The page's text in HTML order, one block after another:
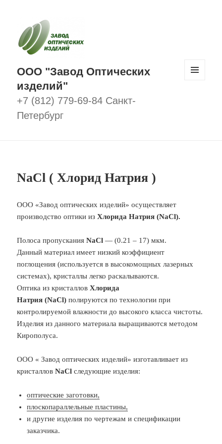
ООО "Завод Оптических
изделий"
+7 (812) 779-69-84 Санкт-
Петербург
NaCl ( Хлорид Натрия )
ООО «Завод оптических изделий» осуществляет
производство оптики изХлорида Натрия (NaCl).
Полоса пропусканияNaCl — (0.21 – 17) мкм.
Данный материал имеет низкий коэффициент
поглощения (используется в высокомощных лазерных
системах), кристаллы легко раскалываются.
Оптика из кристалловХлорида
Натрия (NaCl) полируются по технологии при
контролируемой влажности до высокого класса чистоты.
Изделия из данного материала выращиваются методом
Кирополуса.
ООО « Завод оптических изделий» изготавливает из
кристалловNaCl следующие изделия:
оптические заготовки,
плоскопараллельные пластины,
и другие изделия по чертежам и спецификации
заказчика.